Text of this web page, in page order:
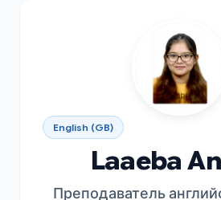
English (GB)
Laaeba
Преподаватель